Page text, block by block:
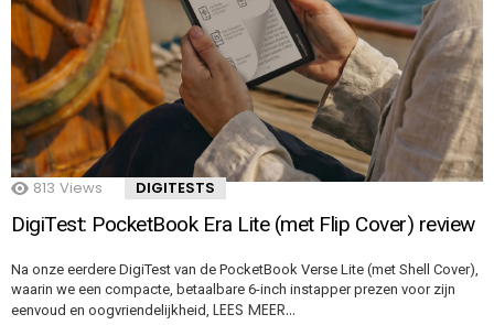
813 Views DIGITESTS
DigiTest: PocketBook Era Lite (met Flip Cover) review
Na onze eerdere DigiTest van de PocketBook Verse Lite (met Shell Cover),
waarin we een compacte, betaalbare 6-inch instapper prezen voor zijn
eenvoud en oogvriendelijkheid, LEES MEER…